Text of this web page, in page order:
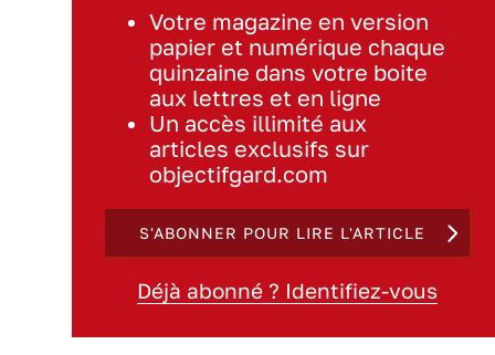
Votre magazine en version
papier et numérique chaque
quinzaine dans votre boite
aux lettres et en ligne
Un accès illimité aux
articles exclusifs sur
objectifgard.com
S'ABONNER POUR LIRE L'ARTICLE
Déjà abonné ? Identifiez-vous